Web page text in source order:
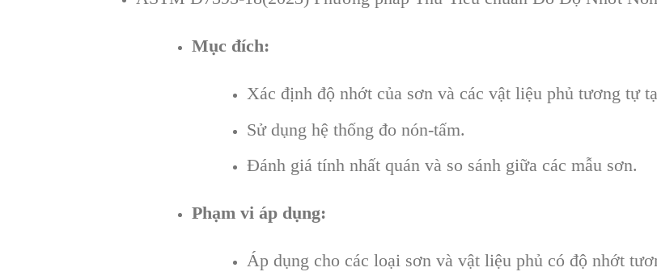
Mục đích:
Xác định độ nhớt của sơn và các vật liệu phủ tương tự
Sử dụng hệ thống đo nón-tấm.
Đánh giá tính nhất quán và so sánh giữa các mẫu sơn.
Phạm vi áp dụng:
Áp dụng cho các loại sơn và vật liệu phủ có độ nhớt